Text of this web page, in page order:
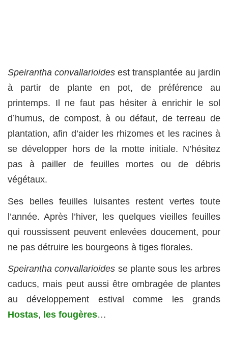
Speirantha convallarioides est transplantée au jardin
à partir de plante en pot, de préférence au
printemps. Il ne faut pas hésiter à enrichir le sol
d’humus, de compost, à ou défaut, de terreau de
plantation, afin d’aider les rhizomes et les racines à
se développer hors de la motte initiale. N’hésitez
pas à pailler de feuilles mortes ou de débris
végétaux.
Ses belles feuilles luisantes restent vertes toute
l’année. Après l’hiver, les quelques vieilles feuilles
qui roussissent peuvent enlevées doucement, pour
ne pas détruire les bourgeons à tiges florales.
Speirantha convallarioides se plante sous les arbres
caducs, mais peut aussi être ombragée de plantes
au développement estival comme les grands
Hostas, les fougères…